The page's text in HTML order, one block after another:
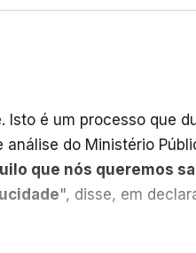
é um processo que
do Ministério
que nós queremos
", disse, em